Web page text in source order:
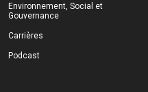
Environnement, Social et
Gouvernance
Carrières
Podcast